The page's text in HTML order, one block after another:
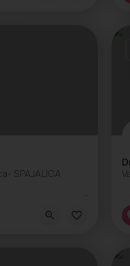
SPAJALICA
Obrazovanje, Škola